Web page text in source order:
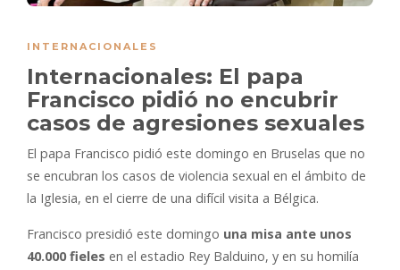
INTERNACIONALES
Internacionales: El papa
Francisco pidió no encubrir
casos de agresiones sexuales
El papa Francisco pidió este domingo en Bruselas que no
se encubran los casos de violencia sexual en el ámbito de
la Iglesia, en el cierre de una difícil visita a Bélgica.
Francisco presidió este domingo una misa ante unos
40.000 fieles en el estadio Rey Balduino, y en su homilía